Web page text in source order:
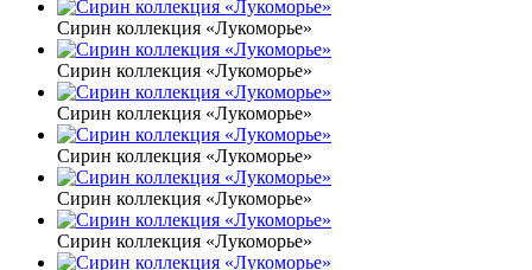
Сирин коллекция «Лукоморье»
Сирин коллекция «Лукоморье»
Сирин коллекция «Лукоморье»
Сирин коллекция «Лукоморье»
Сирин коллекция «Лукоморье»
Сирин коллекция «Лукоморье»